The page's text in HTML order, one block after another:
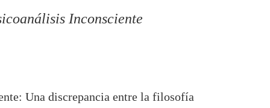
Inconsciente
Una discrepancia entre la filosofía